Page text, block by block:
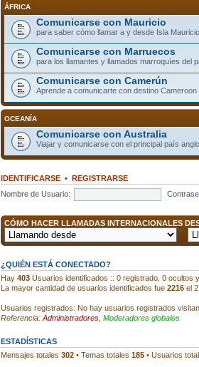
ÁFRICA
Comunicarse con Mauricio
para saber cómo llamar a y desde Isla
Comunicarse con Marruecos
para los llamantes y llamados marroquíes del
Comunicarse con Camerún
Aprende a comunicarte con destino Cameroon
OCEANÍA
Comunicarse con Australia
Viajar y comunicarse con el principal país
IDENTIFICARSE• REGISTRARSE
Nombre de Usuario:
CÓMO HACER LLAMADAS INTERNACIONALES
¿QUIÉN ESTÁ CONECTADO?
Hay 403Usuarios identificados :: 0 registrado, 0 ocultos
La mayor cantidad de usuarios identificados fue 2216el
Usuarios registrados: No hay usuarios registrados
Referencia: Administradores, Moderadores globales
ESTADÍSTICAS
Mensajes totales 302• Temas totales 185• Usuarios